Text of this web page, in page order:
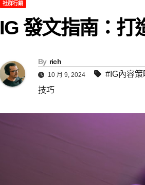
社群行銷
IG 發文指南：打
By rich
10 月 9, 2024 #IG內容策
技巧